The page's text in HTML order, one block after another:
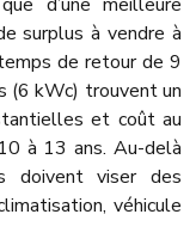
surplus à vendre à
de retour de 9
(6 kWc) trouvent un
et coût au
à 13 ans. Au-delà
doivent viser des
véhicule